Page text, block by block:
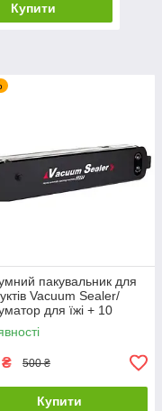
Купити
пакувальник для
Vacuum Sealer/
для їжі + 10
₴ 500 ₴
Купити